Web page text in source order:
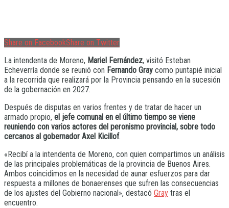
Share on FacebookShare on Twitter
La intendenta de Moreno, Mariel Fernández, visitó Esteban
Echeverría donde se reunió con Fernando Gray como puntapié inicial
a la recorrida que realizará por la Provincia pensando en la sucesión
de la gobernación en 2027.
Después de disputas en varios frentes y de tratar de hacer un
armado propio, el jefe comunal en el último tiempo se viene
reuniendo con varios actores del peronismo provincial, sobre todo
cercanos al gobernador Axel Kicillof.
«Recibí a la intendenta de Moreno, con quien compartimos un análisis
de las principales problemáticas de la provincia de Buenos Aires.
Ambos coincidimos en la necesidad de aunar esfuerzos para dar
respuesta a millones de bonaerenses que sufren las consecuencias
de los ajustes del Gobierno nacional», destacó Gray tras el
encuentro.